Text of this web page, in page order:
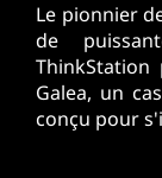
Le pionnier
de
Galea, un
conçu pour